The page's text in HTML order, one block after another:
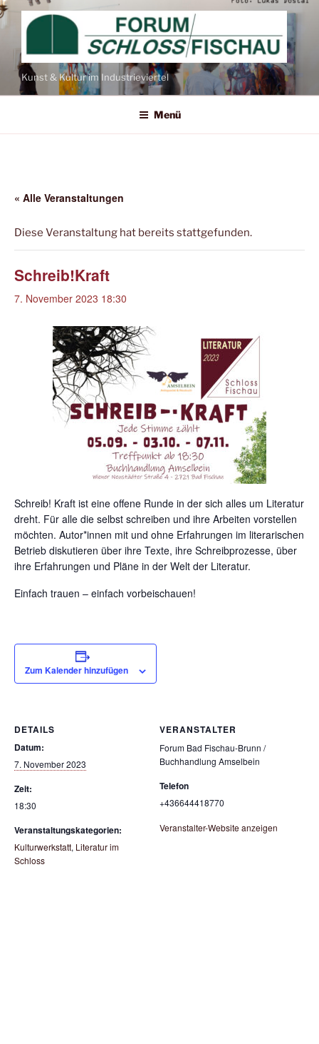
Zum
Inhalt
Kunst & Kultur im Industrieviertel
Menü
« Alle Veranstaltungen
Diese Veranstaltung hat bereits stattgefunden.
Schreib!Kraft
7. November 2023 18:30
Schreib! Kraft ist eine offene Runde in der sich alles um Literatur
dreht. Für alle die selbst schreiben und ihre Arbeiten vorstellen
möchten. Autor*innen mit und ohne Erfahrungen im literarischen
Betrieb diskutieren über ihre Texte, ihre Schreibprozesse, über
ihre Erfahrungen und Pläne in der Welt der Literatur.
Einfach trauen – einfach vorbeischauen!
Zum Kalender hinzufügen
DETAILS
Datum:
7. November 2023
Zeit:
18:30
Veranstaltungskategorien:
Kulturwerkstatt, Literatur im
Schloss
VERANSTALTER
Forum Bad Fischau-Brunn /
Buchhandlung Amselbein
Telefon
+436644418770
Veranstalter-Website anzeigen